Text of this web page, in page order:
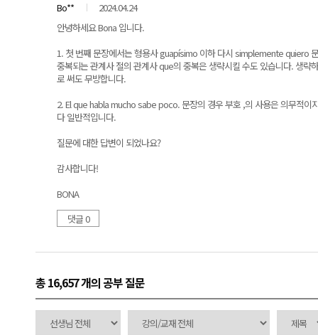
Bo**
2024.04.24
안녕하세요 Bona 입니다.
1. 첫 번째 문장에서는 형용사 guapísimo 이하 다시 simplemente quiero
중복되는 관계사 절의 관계사 que의 중복은 생략시킬 수도 있습니다. 생
로 써도 무방합니다.
2. El que habla mucho sabe poco. 문장의 경우 부호 ,의 사용은 의무적이
다 일반적입니다.
질문에 대한 답변이 되었나요?
감사합니다!
BONA
댓글 0
총 16,657 개의 공부 질문